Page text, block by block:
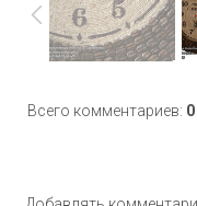
Всего комментариев: 0